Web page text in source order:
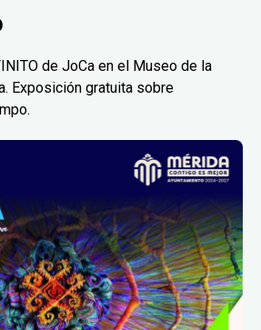
de JoCa en el Museo de la
Exposición gratuita sobre